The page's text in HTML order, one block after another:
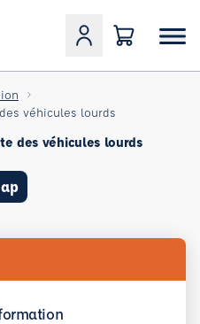
véhicules lourds
des véhicules lourds